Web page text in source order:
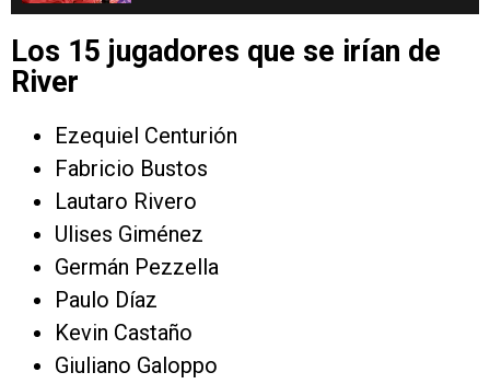
Los 15 jugadores que se irían de
River
Ezequiel Centurión
Fabricio Bustos
Lautaro Rivero
Ulises Giménez
Germán Pezzella
Paulo Díaz
Kevin Castaño
Giuliano Galoppo